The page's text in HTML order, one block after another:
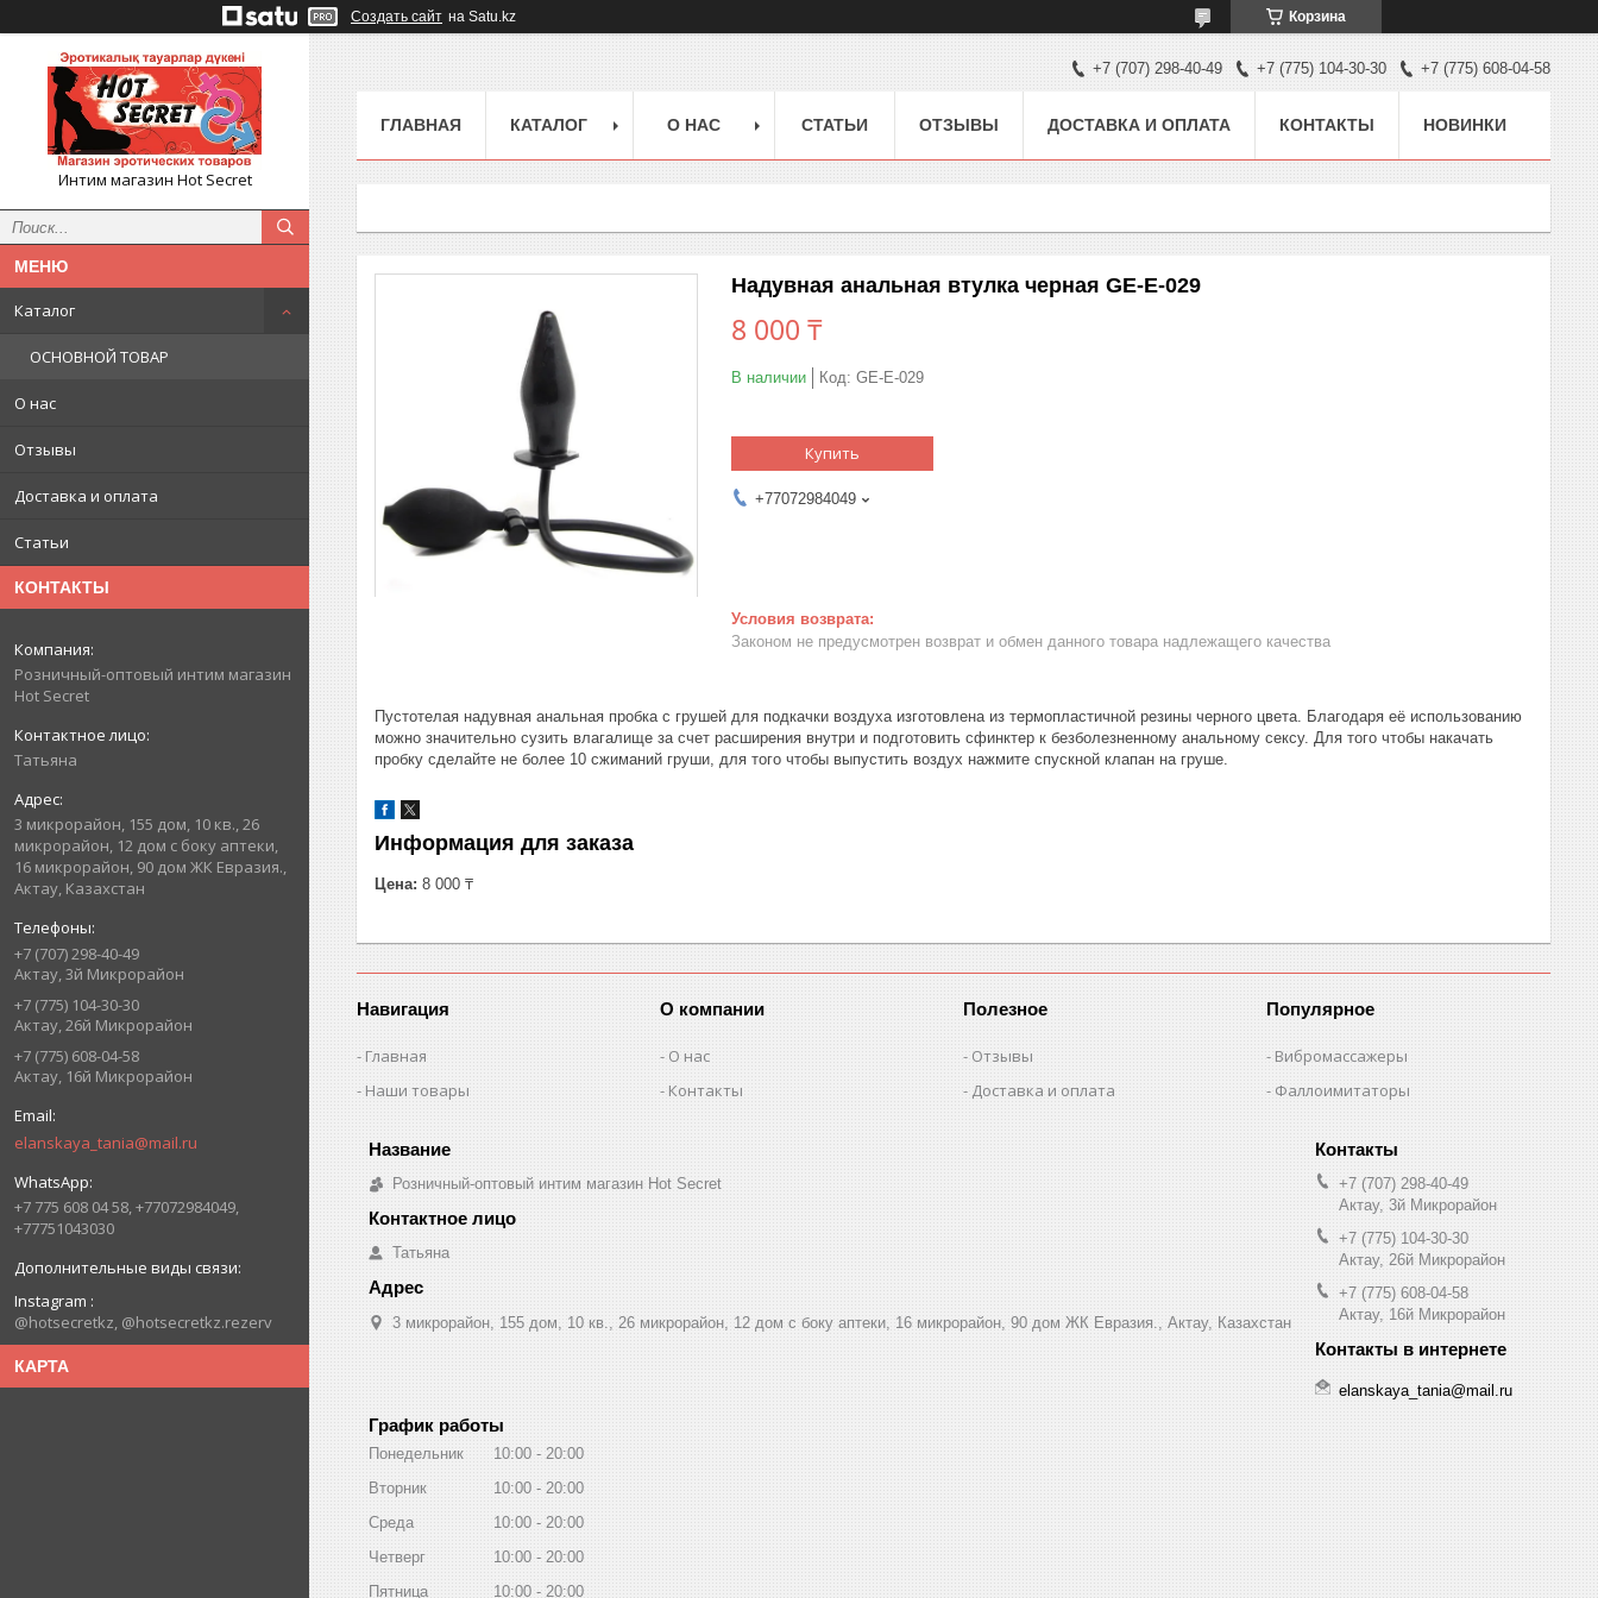
Создать сайт на Satu.kz Корзина
Интим магазин Hot Secret
Каталог
ОСНОВНОЙ ТОВАР
О нас
Отзывы
Доставка и оплата
Статьи
КОНТАКТЫ
Розничный-оптовый интим магазин
Hot Secret
Татьяна
3 микрорайон, 155 дом, 10 кв., 26
микрорайон, 12 дом с боку аптеки,
16 микрорайон, 90 дом ЖК Евразия.,
Актау, Казахстан
+7 (707) 298-40-49
Актау, 3й Микрорайон
+7 (775) 104-30-30
Актау, 26й Микрорайон
+7 (775) 608-04-58
Актау, 16й Микрорайон
elanskaya_tania@mail.ru
+7 775 608 04 58, +77072984049,
+77751043030
Instagram
@hotsecretkz, @hotsecretkz.rezerv
КАРТА
+7 (707) 298-40-49 +7 (775) 104-30-30 +7 (775) 608-04-58
ГЛАВНАЯ КАТАЛОГ О НАС СТАТЬИ ОТЗЫВЫ ДОСТАВКА И ОПЛАТА КОНТАКТЫ НОВИНКИ
Надувная анальная втулка черная GE-E-029
8 000 ₸
В наличии Код: GE-E-029
Купить
+77072984049
Законом не предусмотрен возврат и обмен данного товара надлежащего качества
Пустотелая надувная анальная пробка с грушей для подкачки воздуха изготовлена из термопластичной резины черного цвета. Благодаря её использованию
можно значительно сузить влагалище за счет расширения внутри и подготовить сфинктер к безболезненному анальному сексу. Для того чтобы накачать
пробку сделайте не более 10 сжиманий груши, для того чтобы выпустить воздух нажмите спускной клапан на груше.
Информация для заказа
Цена: 8 000 ₸
Навигация
Главная
Наши товары
О компании
О нас
Контакты
Полезное
Отзывы
Доставка и оплата
Популярное
Вибромассажеры
Фаллоимитаторы
Розничный-оптовый интим магазин Hot Secret
Татьяна
3 микрорайон, 155 дом, 10 кв., 26 микрорайон, 12 дом с боку аптеки, 16 микрорайон, 90 дом ЖК Евразия., Актау, Казахстан
+7 (707) 298-40-49
Актау, 3й Микрорайон
+7 (775) 104-30-30
Актау, 26й Микрорайон
+7 (775) 608-04-58
Актау, 16й Микрорайон
elanskaya_tania@mail.ru
График работы
Понедельник 10:00
20:00
Вторник
10:00
20:00
Среда
10:00
20:00
Четверг
10:00
20:00
Пятница
10:00 20:00